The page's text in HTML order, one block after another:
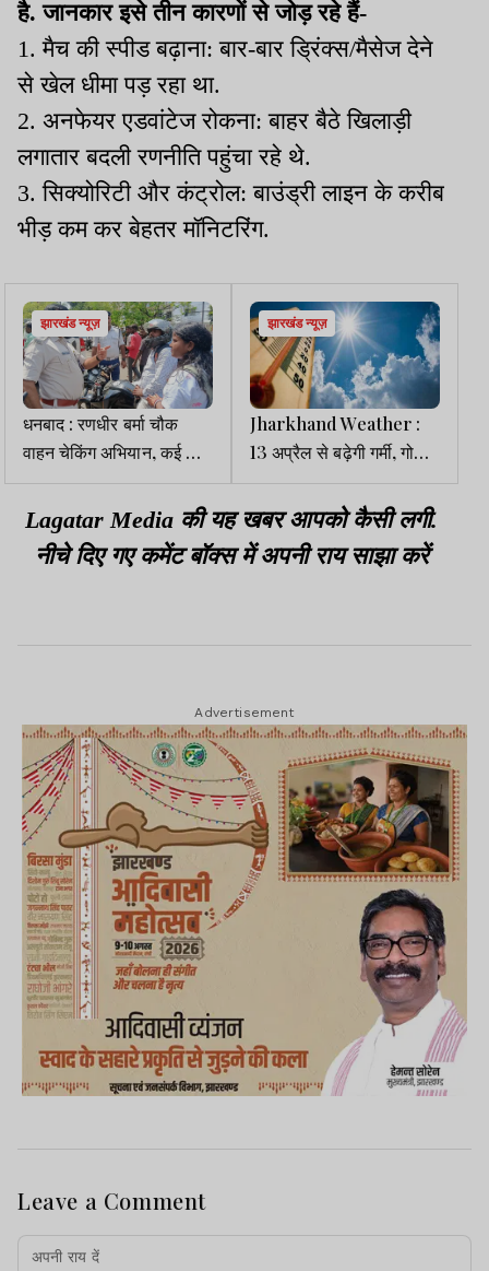
है. जानकार इसे तीन कारणों से जोड़ रहे हैं-
1. मैच की स्पीड बढ़ाना: बार-बार ड्रिंक्स/मैसेज देने
से खेल धीमा पड़ रहा था.
2. अनफेयर एडवांटेज रोकना: बाहर बैठे खिलाड़ी
लगातार बदली रणनीति पहुंचा रहे थे.
3. सिक्योरिटी और कंट्रोल: बाउंड्री लाइन के करीब
भीड़ कम कर बेहतर मॉनिटरिंग.
झारखंड न्यूज़
धनबाद : रणधीर बर्मा चौक
वाहन चेकिंग अभियान, कई के
कटे चालान, फैंसी नंबर प्लेट पर
भी कार्रवाई
झारखंड न्यूज़
Jharkhand Weather :
13 अप्रैल से बढ़ेगी गर्मी, गोड्डा
में सबसे अधिक वर्षा
Lagatar Media की यह खबर आपको कैसी लगी.
नीचे दिए गए कमेंट बॉक्स में अपनी राय साझा करें
Advertisement
Leave a Comment